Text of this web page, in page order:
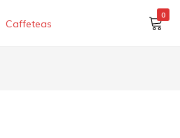
0